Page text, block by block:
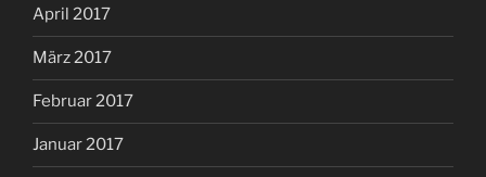
April 2017
März 2017
Februar 2017
Januar 2017